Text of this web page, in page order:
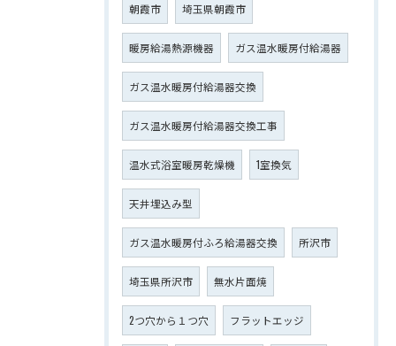
朝霞市 埼玉県朝霞市
暖房給湯熱源機器 ガス温水暖房付給湯器
ガス温水暖房付給湯器交換
ガス温水暖房付給湯器交換工事
温水式浴室暖房乾燥機 1室換気
天井埋込み型
ガス温水暖房付ふろ給湯器交換 所沢市
埼玉県所沢市 無水片面焼
2つ穴から１つ穴 フラットエッジ